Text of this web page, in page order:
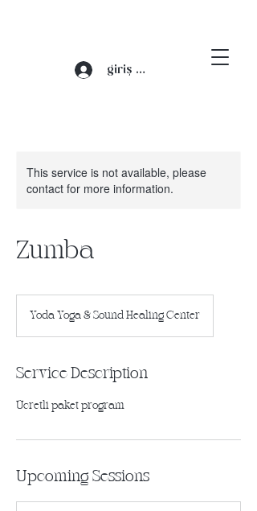
giriş yap
This service is not available, please
contact for more information.
Zumba
Yoda Yoga & Sound Healing Center
Service Description
Upcoming Sessions